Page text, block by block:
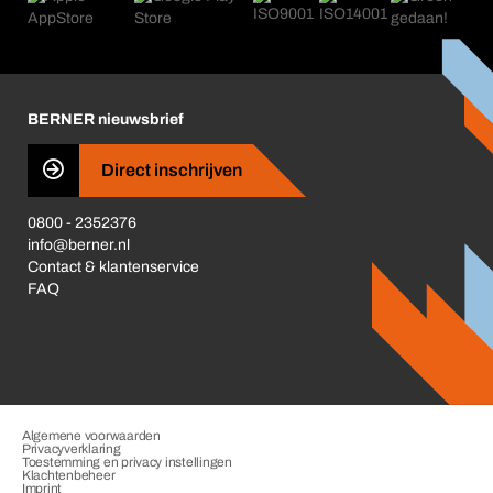
Nieuws
BERNER nieuwsbrief
Direct inschrijven
0800 - 2352376
info@berner.nl
Contact & klantenservice
FAQ
Algemene voorwaarden
Privacyverklaring
Toestemming en privacy instellingen
Klachtenbeheer
Imprint